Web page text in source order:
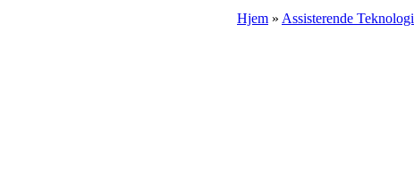
Hjem » Assisterende Teknologi